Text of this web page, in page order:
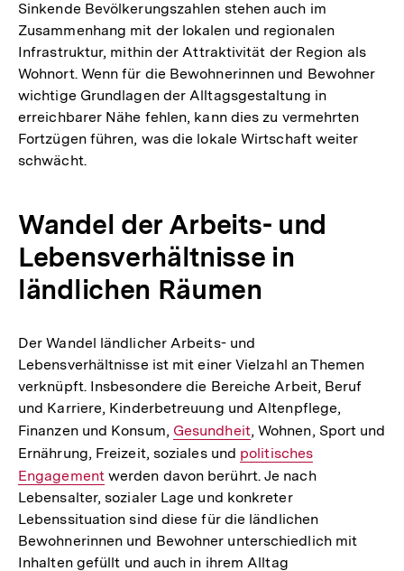
Auflösung
der
Fußnote
Sinkende Bevölkerungszahlen stehen auch im
Zusammenhang mit der lokalen und regionalen
Infrastruktur, mithin der Attraktivität der Region als
Wohnort. Wenn für die Bewohnerinnen und Bewohner
wichtige Grundlagen der Alltagsgestaltung in
erreichbarer Nähe fehlen, kann dies zu vermehrten
Fortzügen führen, was die lokale Wirtschaft weiter
Wandel der Arbeits- und
Lebensverhältnisse in
Der Wandel ländlicher Arbeits- und
Lebensverhältnisse ist mit einer Vielzahl an Themen
verknüpft. Insbesondere die Bereiche Arbeit, Beruf
und Karriere, Kinderbetreuung und Altenpflege,
Finanzen und Konsum,Interner
Link:
Gesundheit, Wohnen, Sport und
Ernährung, Freizeit, soziales undInterner
Link:
politisches
Engagement werden davon berührt. Je nach
Lebensalter, sozialer Lage und konkreter
Lebenssituation sind diese für die ländlichen